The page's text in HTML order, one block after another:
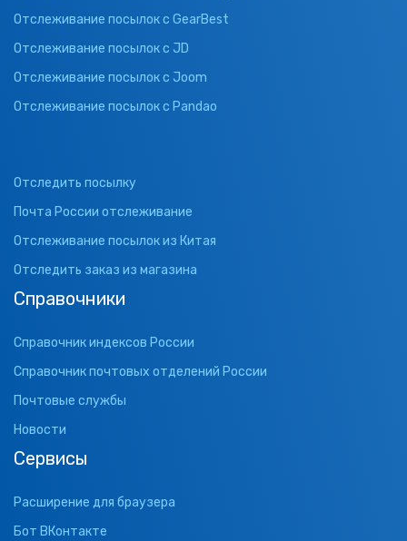
Отслеживание посылок с GearBest
Отслеживание посылок с JD
Отслеживание посылок с Joom
Отслеживание посылок с Pandao
Отследить посылку
Почта России отслеживание
Отслеживание посылок из Китая
Отследить заказ из магазина
Справочники
Справочник индексов России
Справочник почтовых отделений России
Почтовые службы
Новости
Сервисы
Расширение для браузера
Бот ВКонтакте